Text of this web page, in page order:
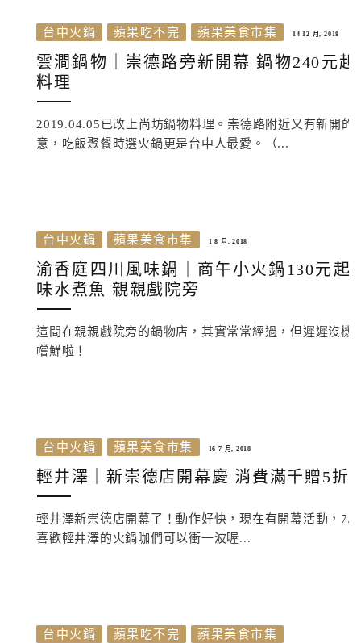
台中火鍋 蘋果吃不完 蘋果美食市集 14 12 月, 2018
雲澗鍋物｜崇德路旁新開幕 鍋物240元
料理
2019.04.05已改上尚坊鍋物料理。崇德路附近又有新開
意，吃飯聚餐時選火鍋更是台中人最愛。（...
台中火鍋 蘋果美食市集 1 8 月, 2018
渝香庭四川風味鍋｜商午小火鍋130元
味水煮魚 親親戲院旁
這間在親親戲院旁的鍋物店，其實常常經過，但遲遲沒
嚐鮮啦！
台中火鍋 蘋果美食市集 16 7 月, 2018
輕井澤｜新崇德店開幕慶 消費滿千贈5折
輕井澤新崇德店開幕了！動作好快，現在有開幕活動，
喜歡輕井澤的火鍋咖們可以衝一波喔...
台中火鍋 蘋果吃不完 蘋果美食市集